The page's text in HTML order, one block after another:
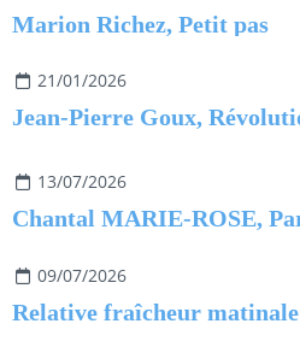
Marion Richez, Petit pas
21/01/2026
13/07/2026
09/07/2026
Relative fraîcheur matinale